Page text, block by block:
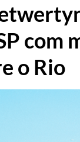
com
o Rio